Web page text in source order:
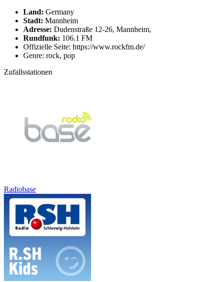
Land: Germany
Stadt: Mannheim
Adresse: Dudenstraße 12-26, Mannheim,
Rundfunk: 106.1 FM
Offizielle Seite: https://www.rockfm.de/
Genre: rock, pop
Zufallsstationen
Radiobase